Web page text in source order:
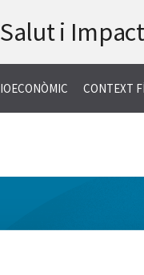
i
CONTEXT